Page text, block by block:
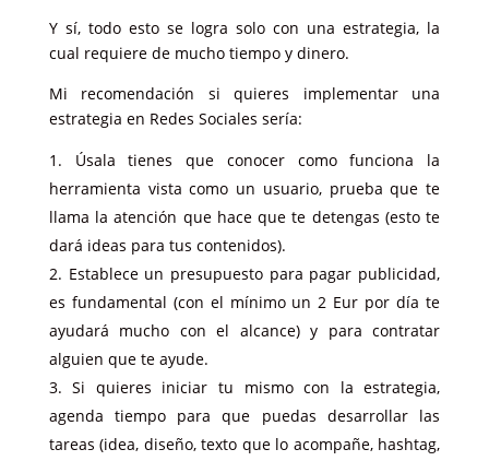
Y sí, todo esto se logra solo con una estrategia, la
cual requiere de mucho tiempo y dinero.
Mi recomendación si quieres implementar una
estrategia en Redes Sociales sería:
Úsala tienes que conocer como funciona la
herramienta vista como un usuario, prueba que te
llama la atención que hace que te detengas (esto te
dará ideas para tus contenidos).
Establece un presupuesto para pagar publicidad,
es fundamental (con el mínimo un 2 Eur por día te
ayudará mucho con el alcance) y para contratar
alguien que te ayude.
Si quieres iniciar tu mismo con la estrategia,
agenda tiempo para que puedas desarrollar las
tareas (idea, diseño, texto que lo acompañe, hashtag,